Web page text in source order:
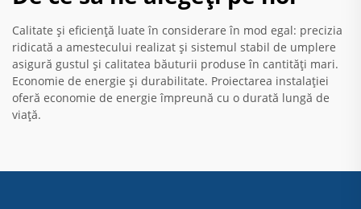
Calitate și eficiență luate în considerare în mod egal: precizia
ridicată a amestecului realizat și sistemul stabil de umplere
asigură gustul și calitatea băuturii produse în cantități mari.
Economie de energie și durabilitate. Proiectarea instalației
oferă economie de energie împreună cu o durată lungă de
viață.